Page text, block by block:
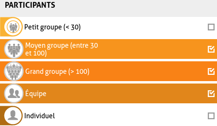
PARTICIPANTS
Petit groupe (< 30)
Moyen groupe (entre 30
et 100)
Grand groupe (> 100)
Équipe
Individuel